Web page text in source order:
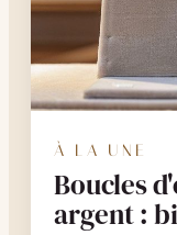
À LA UNE
Boucles
argent :